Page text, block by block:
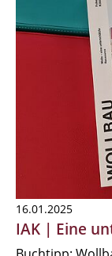
16.01.2025
IAK | Eine